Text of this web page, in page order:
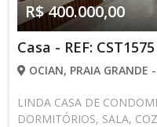
R$ 400.000,00
Casa - REF: CST1575
OCIAN, PRAIA GRANDE
LINDA CASA DE
DORMITÓRIOS, SALA,